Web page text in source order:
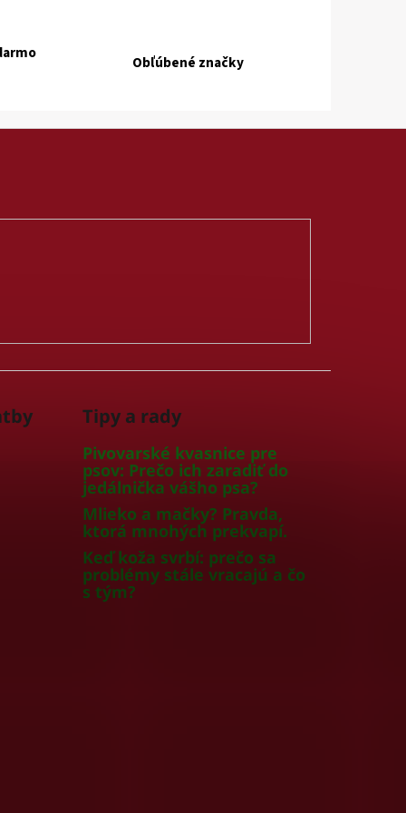
Obľúbené značky
Tipy a rady
Pivovarské kvasnice pre
psov: Prečo ich zaradiť do
jedálnička vášho psa?
Mlieko a mačky? Pravda,
ktorá mnohých prekvapí.
Keď koža svrbí: prečo sa
problémy stále vracajú a čo
s tým?